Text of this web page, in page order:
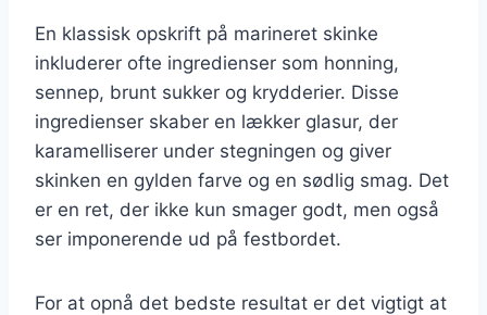
En klassisk opskrift på marineret skinke
inkluderer ofte ingredienser som honning,
sennep, brunt sukker og krydderier. Disse
ingredienser skaber en lækker glasur, der
karamelliserer under stegningen og giver
skinken en gylden farve og en sødlig smag. Det
er en ret, der ikke kun smager godt, men også
ser imponerende ud på festbordet.
For at opnå det bedste resultat er det vigtigt at